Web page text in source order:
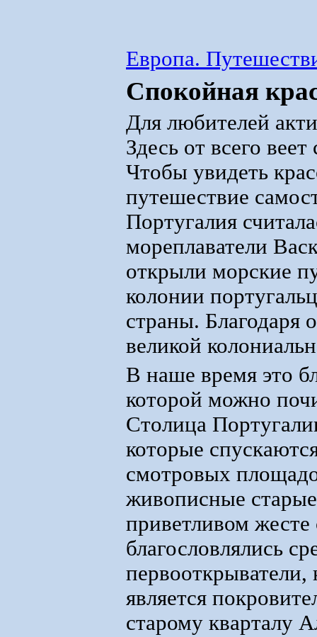
Европа.
Спокойная
Для любителей
Здесь от всего
Чтобы увидеть
путешествие
Португалия
мореплаватели
открыли морские
колонии
страны. Благодаря
великой
В наше время это
которой можно
Столица
которые
смотровых
живописные
приветливом жесте
благословлялись
первооткрыватели,
является
старому кварталу